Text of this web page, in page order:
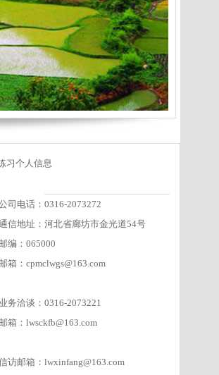
习个人信息
司电话：0316-2073272
信地址：河北省廊坊市金光道54号
编：065000
箱：cpmclwgs@163.com
务洽谈：0316-2073221
箱：lwsckfb@163.com
访邮箱：lwxinfang@163.com